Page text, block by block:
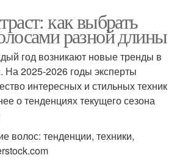
как выбрать
разной длины
год возникают новые тренды в
На 2025-2026 годы эксперты
интересных и стильных техник
о тенденциях текущего сезона
волос: тенденции, техники,